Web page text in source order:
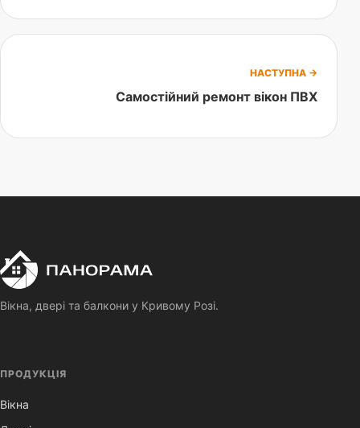
НАСТУПНА →
Самостійний ремонт вікон ПВХ
П
Панорама
Вікна, двері та балкони у Кривому Розі.
ПРОДУКЦІЯ
Вікна